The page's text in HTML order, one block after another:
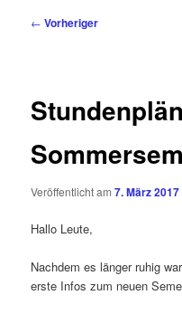
Beitragsnavigation
← Vorheriger
Veröffentlicht am7. März 2017
Hallo Leute,
Nachdem es länger ruhig
erste Infos zum neuen